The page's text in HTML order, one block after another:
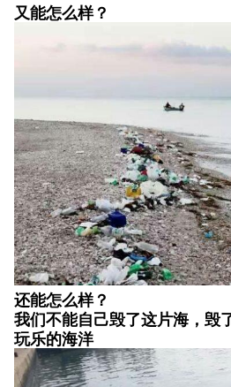
又能怎么样？
还能怎么样？
我们不能自己毁了这片海，毁
玩乐的海洋